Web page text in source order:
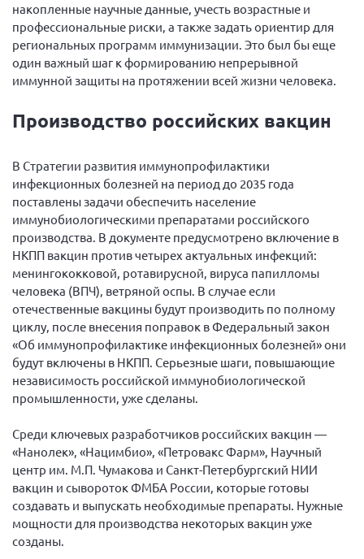
Сахалинская область
Томская область
Тульская область
Челябинская область
накопленные научные данные, учесть возрастные и
профессиональные риски, а также задать ориентир для
региональных программ иммунизации. Это был бы еще
один важный шаг к формированию непрерывной
иммунной защиты на протяжении всей жизни человека.
Производство российских вакцин
В Стратегии развития иммунопрофилактики
инфекционных болезней на период до 2035 года
поставлены задачи обеспечить население
иммунобиологическими препаратами российского
производства. В документе предусмотрено включение в
НКПП вакцин против четырех актуальных инфекций:
менингококковой, ротавирусной, вируса папилломы
человека (ВПЧ), ветряной оспы. В случае если
отечественные вакцины будут производить по полному
циклу, после внесения поправок в Федеральный закон
«Об иммунопрофилактике инфекционных болезней» они
будут включены в НКПП. Серьезные шаги, повышающие
независимость российской иммунобиологической
промышленности, уже сделаны.
Среди ключевых разработчиков российских вакцин —
«Нанолек», «Нацимбио», «Петровакс Фарм», Научный
центр им. М.П. Чумакова и Санкт-Петербургский НИИ
вакцин и сывороток ФМБА России, которые готовы
создавать и выпускать необходимые препараты. Нужные
мощности для производства некоторых вакцин уже
созданы.